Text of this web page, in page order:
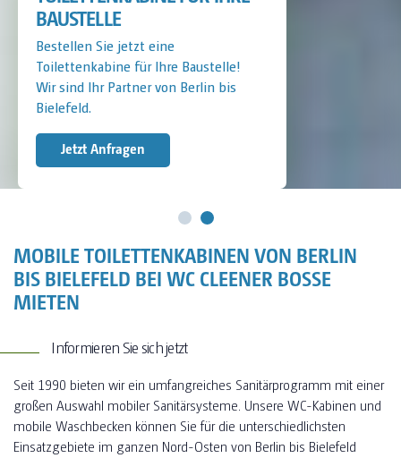
BAUSTELLE
Bestellen Sie jetzt eine
Toilettenkabine für Ihre Baustelle!
Wir sind Ihr Partner von Berlin bis
Bielefeld.
Jetzt Anfragen
MOBILE TOILETTENKABINEN VON BERLIN
BIS BIELEFELD BEI WC CLEENER BOSSE
MIETEN
Informieren Sie sich jetzt
Seit 1990 bieten wir ein umfangreiches Sanitärprogramm mit einer
großen Auswahl mobiler Sanitärsysteme. Unsere WC-Kabinen und
mobile Waschbecken können Sie für die unterschiedlichsten
Einsatzgebiete im ganzen Nord-Osten von Berlin bis Bielefeld